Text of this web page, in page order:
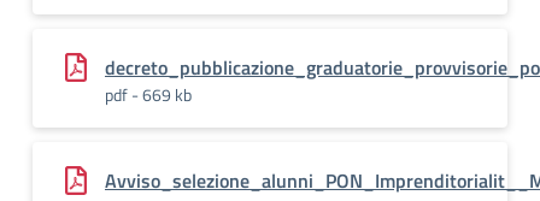
pdf - 669 kb